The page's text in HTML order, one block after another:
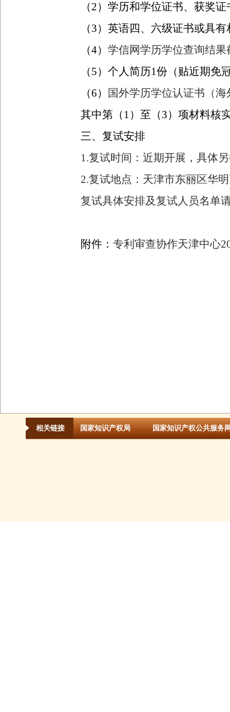
（2）学历和学位证书、获奖
（3）英语四、六级证书或具
（4）学信网学历学位查询结
（5）个人简历1份（贴近期免
（6）
国外学历学位认证书（
其中第（ 1）至（3）项材料核
三、复试安排
1.复试时间：近期开展，具体
2.复试地点：天津市东丽区华
复试具体安排及复试人员名单
附件：专利审查协作天津中心
相关链接 国家知识产权局 国家知识产权公共服务